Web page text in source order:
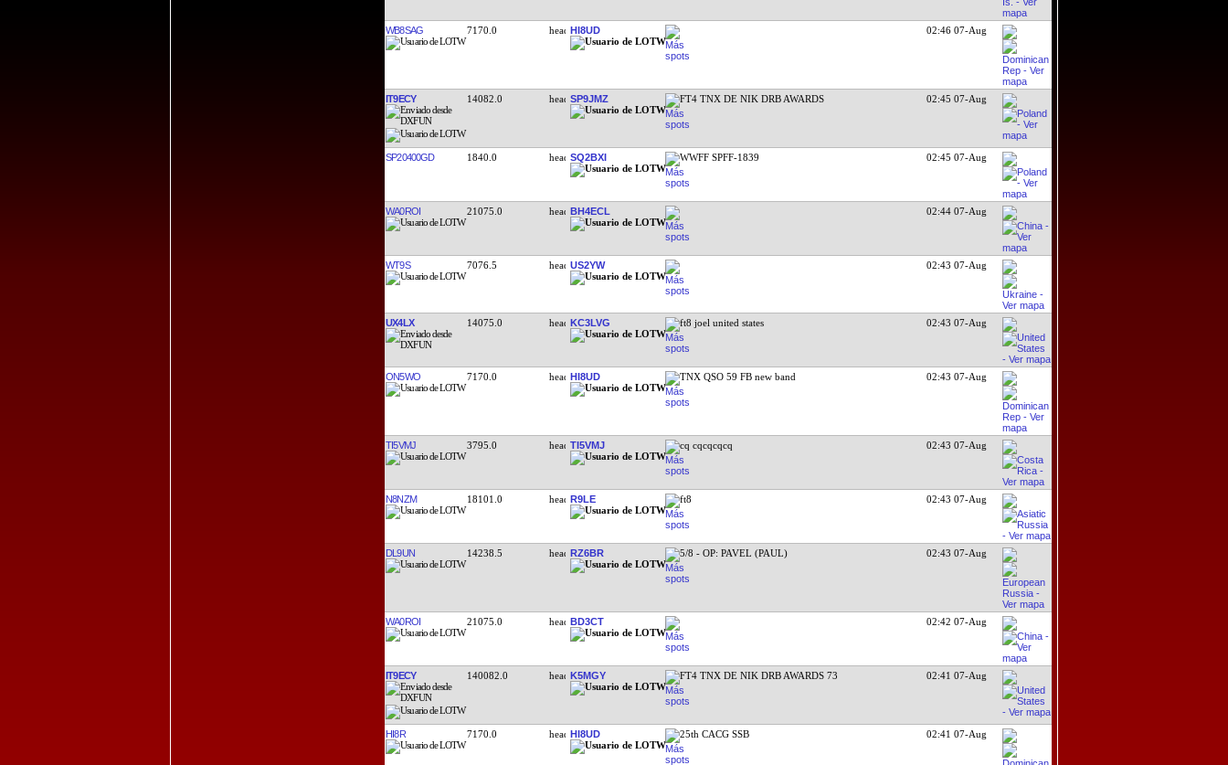
WB8SAG 7170.0 HI8UD 02:46 07-Aug
IT9ECY 14082.0 SP9JMZ FT4 TNX DE NIK DRB AWARDS 02:45 07-Aug
SP20400GD 1840.0 SQ2BXI WWFF SPFF-1839 02:45 07-Aug
WA0ROI 21075.0 BH4ECL 02:44 07-Aug
WT9S 7076.5 US2YW 02:43 07-Aug
UX4LX 14075.0 KC3LVG ft8 joel united states 02:43 07-Aug
ON5WO 7170.0 HI8UD TNX QSO 59 FB new band 02:43 07-Aug
TI5VMJ 3795.0 TI5VMJ cq cqcqcqcq 02:43 07-Aug
N8NZM 18101.0 R9LE ft8 02:43 07-Aug
DL9UN 14238.5 RZ6BR 5/8 - OP: PAVEL (PAUL) 02:43 07-Aug
WA0ROI 21075.0 BD3CT 02:42 07-Aug
IT9ECY 140082.0 K5MGY FT4 TNX DE NIK DRB AWARDS 73 02:41 07-Aug
HI8R 7170.0 HI8UD 25th CACG SSB 02:41 07-Aug